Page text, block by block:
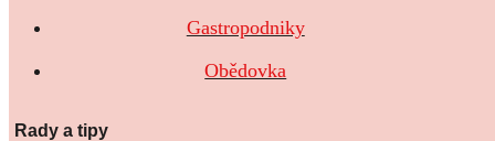
Gastropodniky
Obědovka
Rady a tipy